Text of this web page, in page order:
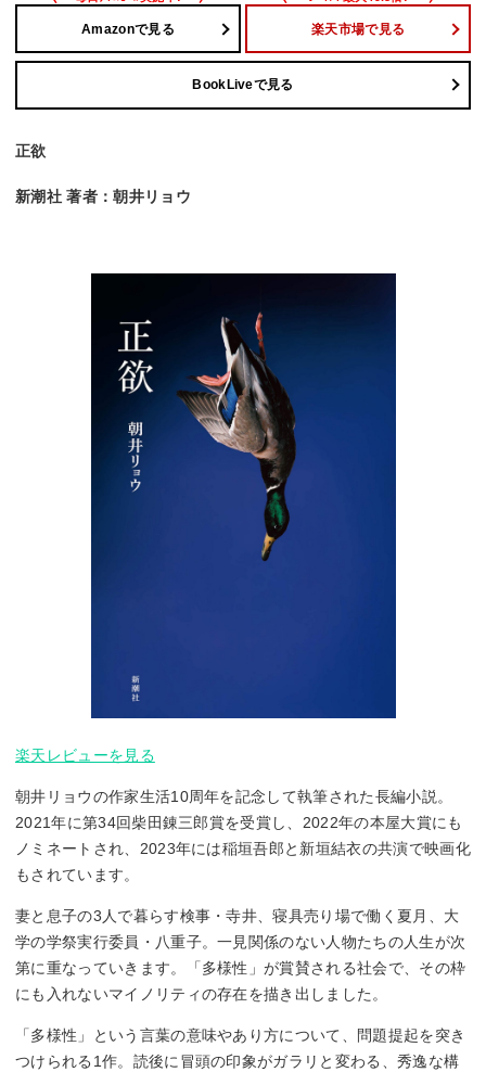
Amazonで見る 楽天市場で見る
BookLiveで見る
正欲
新潮社 著者：朝井リョウ
楽天レビューを見る
朝井リョウの作家生活10周年を記念して執筆された長編小説。
2021年に第34回柴田錬三郎賞を受賞し、2022年の本屋大賞にも
ノミネートされ、2023年には稲垣吾郎と新垣結衣の共演で映画化
もされています。
妻と息子の3人で暮らす検事・寺井、寝具売り場で働く夏月、大
学の学祭実行委員・八重子。一見関係のない人物たちの人生が次
第に重なっていきます。「多様性」が賞賛される社会で、その枠
にも入れないマイノリティの存在を描き出しました。
「多様性」という言葉の意味やあり方について、問題提起を突き
つけられる1作。読後に冒頭の印象がガラリと変わる、秀逸な構